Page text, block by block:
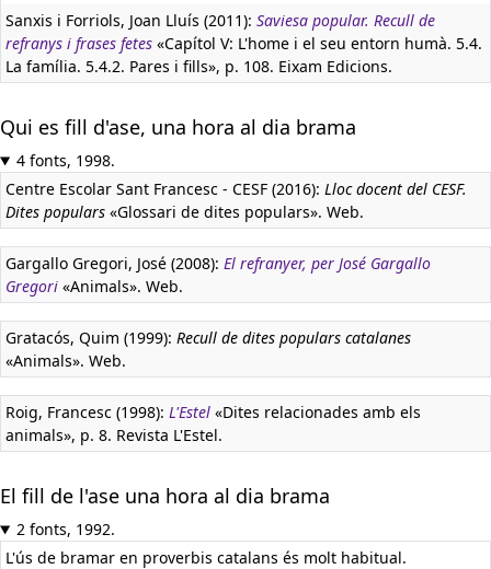
Sanxis i Forriols, Joan Lluís (2011): Saviesa popular. Recull de
refranys i frases fetes «Capítol V: L'home i el seu entorn humà. 5.4.
La família. 5.4.2. Pares i fills», p. 108. Eixam Edicions.
Qui es fill d'ase, una hora al dia brama
4 fonts, 1998.
Centre Escolar Sant Francesc - CESF (2016): Lloc docent del CESF.
Dites populars «Glossari de dites populars». Web.
Gargallo Gregori, José (2008): El refranyer, per José Gargallo
Gregori «Animals». Web.
Gratacós, Quim (1999): Recull de dites populars catalanes
«Animals». Web.
Roig, Francesc (1998): L'Estel «Dites relacionades amb els
animals», p. 8. Revista L'Estel.
El fill de l'ase una hora al dia brama
2 fonts, 1992.
L'ús de bramar en proverbis catalans és molt habitual.